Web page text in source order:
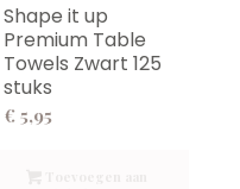
Shape it up
Premium Table
Towels Zwart 125
stuks
€ 5,95